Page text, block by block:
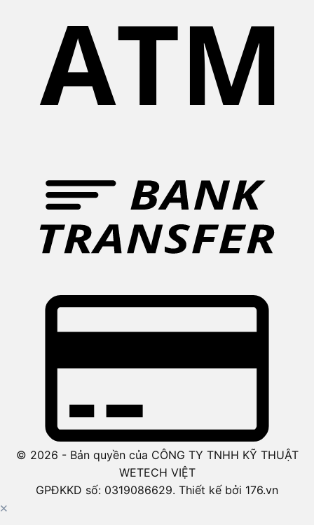
© 2026 - Bản quyền của CÔNG TY TNHH KỸ THUẬT
WETECH VIỆT
GPĐKKD số: 0319086629. Thiết kế bởi 176.vn